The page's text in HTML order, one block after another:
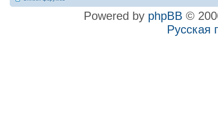
Powered by phpBB ©
Русская